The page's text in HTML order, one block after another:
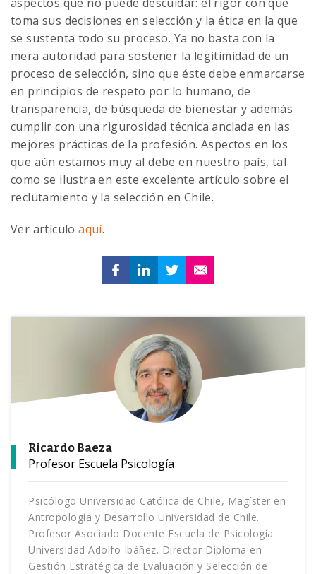
toma sus decisiones en selección y la ética en la que
se sustenta todo su proceso. Ya no basta con la
mera autoridad para sostener la legitimidad de un
proceso de selección, sino que éste debe enmarcarse
en principios de respeto por lo humano, de
transparencia, de búsqueda de bienestar y además
cumplir con una rigurosidad técnica anclada en las
mejores prácticas de la profesión. Aspectos en los
que aún estamos muy al debe en nuestro país, tal
como se ilustra en este excelente artículo sobre el
reclutamiento y la selección en Chile.
Ver artículoaquí.
Ricardo Baeza
Profesor Escuela Psicología
Psicólogo Universidad Católica de Chile, Magíster en
Antropología y Desarrollo Universidad de Chile.
Profesor Asociado Docente Escuela de Psicología
Universidad Adolfo Ibáñez. Director Diploma en
Gestión Estratégica de Evaluación y Selección de